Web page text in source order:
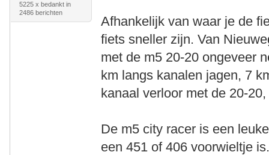
5225 x bedankt in
2486 berichten
Afhankelijk van waar je de
fiets sneller zijn. Van
met de m5 20-20 ongeveer
km langs kanalen jagen, 7
kanaal verloor met de 20-
De m5 city racer is een
een 451 of 406 voorwieltje